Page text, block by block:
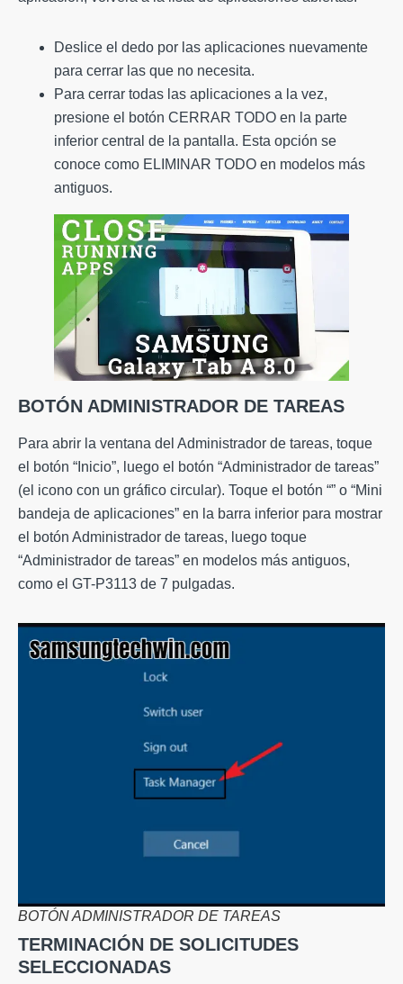
Deslice el dedo por las aplicaciones nuevamente
para cerrar las que no necesita.
Para cerrar todas las aplicaciones a la vez,
presione el botón CERRAR TODO en la parte
inferior central de la pantalla. Esta opción se
conoce como ELIMINAR TODO en modelos más
antiguos.
BOTÓN ADMINISTRADOR DE TAREAS
Para abrir la ventana del Administrador de tareas, toque
el botón “Inicio”, luego el botón “Administrador de tareas”
(el icono con un gráfico circular). Toque el botón “” o “Mini
bandeja de aplicaciones” en la barra inferior para mostrar
el botón Administrador de tareas, luego toque
“Administrador de tareas” en modelos más antiguos,
como el GT-P3113 de 7 pulgadas.
BOTÓN ADMINISTRADOR DE TAREAS
TERMINACIÓN DE SOLICITUDES
SELECCIONADAS